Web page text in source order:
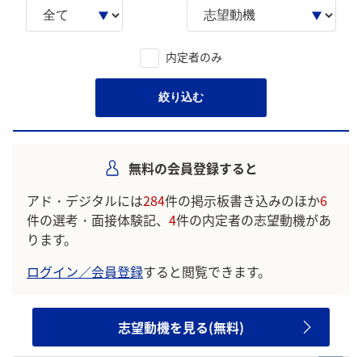
内定者のみ
絞り込む
無料の会員登録すると
アド・デジタルには284件の掲示板書き込みのほか6
件の選考・面接体験記、 4件の内定者の志望動機があ
ります。
ログイン／会員登録すると閲覧できます。
志望動機を見る(無料)